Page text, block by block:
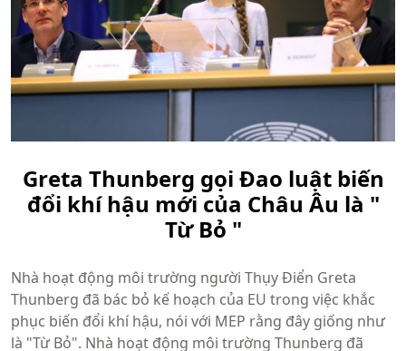
Greta Thunberg gọi Đao luật biến
đổi khí hậu mới của Châu Âu là "
Từ Bỏ "
Nhà hoạt động môi trường người Thụy Điển Greta
Thunberg đã bác bỏ kế hoạch của EU trong việc khắc
phục biến đổi khí hậu, nói với MEP rằng đây giống như
là "Từ Bỏ". Nhà hoạt động môi trường Thunberg đã